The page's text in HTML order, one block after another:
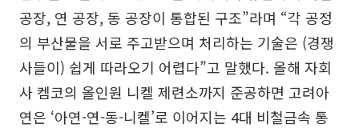
공장, 연 공장, 동 공장이 통합된 구조”라며 “각 공정
의 부산물을 서로 주고받으며 처리하는 기술은 (경쟁
사들이) 쉽게 따라오기 어렵다”고 말했다. 올해 자회
사 켐코의 올인원 니켈 제련소까지 준공하면 고려아
연은 ‘아연-연-동-니켈’로 이어지는 4대 비철금속 통